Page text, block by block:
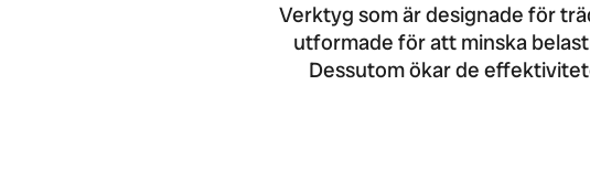
Verktyg som är designade för
utformade för att minska
Dessutom ökar de